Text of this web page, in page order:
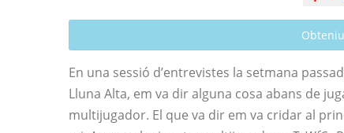
En una sessió d’entrevistes la setmana
Lluna Alta, em va dir alguna cosa abans de
multijugador. El que va dir em va cridar al